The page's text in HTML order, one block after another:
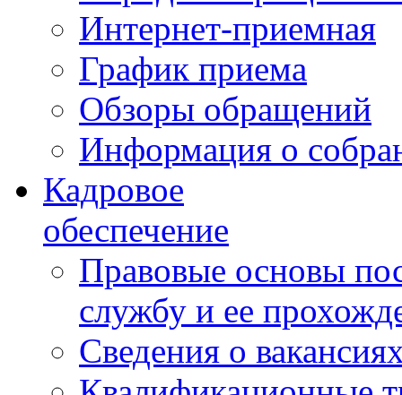
Интернет-приемная
График приема
Обзоры обращений
Информация о
Кадровое
обеспечение
Правовые основы
службу и ее
Сведения о